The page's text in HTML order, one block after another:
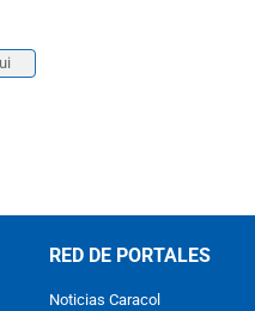
RED DE PORTALES
Noticias Caracol